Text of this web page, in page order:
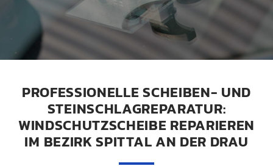
PROFESSIONELLE SCHEIBEN- UND
STEINSCHLAGREPARATUR:
WINDSCHUTZSCHEIBE REPARIEREN
IM BEZIRK SPITTAL AN DER DRAU